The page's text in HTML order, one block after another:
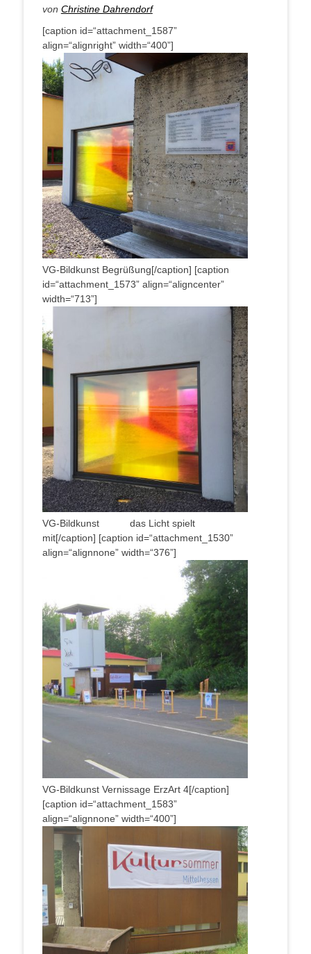
von Chris­ti­ne Dahrendorf
[cap­ti­on id=“attachment_1587”
align=“alignright” width=“400”]
VG-Bild­kunst Begrüßung[/caption] [cap­ti­on
id=“attachment_1573” align=“aligncenter”
width=“713”]
VG-Bild­kunst das Licht spielt
mit[/caption] [cap­ti­on id=“attachment_1530”
align=“alignnone” width=“376”]
VG-Bild­kunst Ver­nis­sa­ge Erz­Art 4[/caption]
[cap­ti­on id=“attachment_1583”
align=“alignnone” width=“400”]